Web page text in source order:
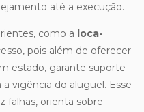
até a execução.
como a loca-
pois além de oferecer
estado, garante suporte
vigência do aluguel. Esse
falhas, orienta sobre